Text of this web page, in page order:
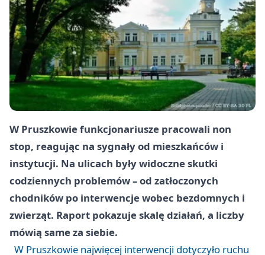
W Pruszkowie funkcjonariusze pracowali non
stop, reagując na sygnały od mieszkańców i
instytucji. Na ulicach były widoczne skutki
codziennych problemów – od zatłoczonych
chodników po interwencje wobec bezdomnych i
zwierząt. Raport pokazuje skalę działań, a liczby
mówią same za siebie.
W Pruszkowie najwięcej interwencji dotyczyło ruchu